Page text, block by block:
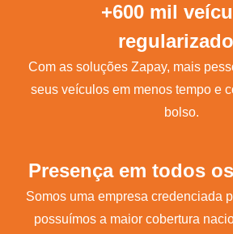
+600 mil
Com as soluções Zapay, mais
seus veículos em menos tempo e
bolso.
Presença em todos os
Somos uma empresa credenciada
possuímos a maior cobertura